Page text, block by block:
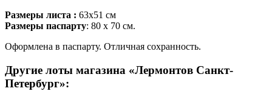
Размеры листа : 63x51 см
Размеры паспарту: 80 x 70 см.
Оформлена в паспарту. Отличная сохранность.
Другие лоты магазина «Лермонтов Санкт-
Петербург»: